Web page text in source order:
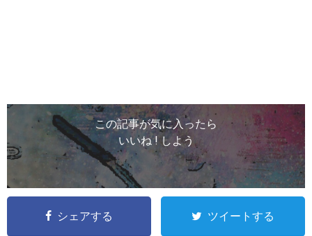
この記事が気に入ったら
いいね ! しよう
シェアする ツイートする